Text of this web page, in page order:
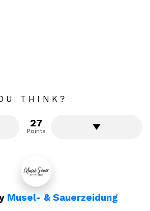
THINK?
27
Points
Musel- & Sauerzeidung